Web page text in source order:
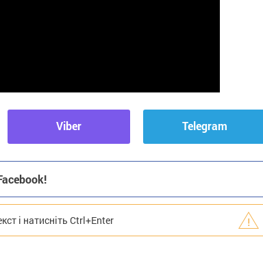
Viber Telegram
і натисніть Ctrl+Enter